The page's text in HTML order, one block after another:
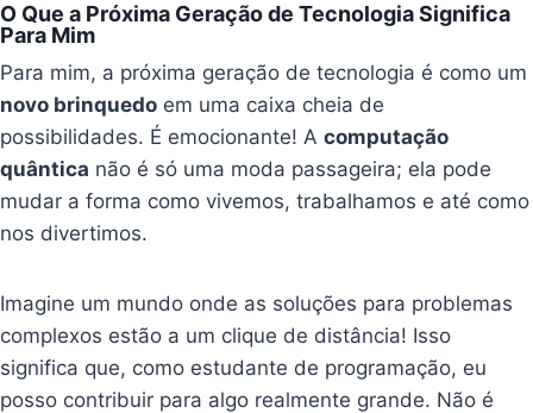
O Que a Próxima Geração de Tecnologia Significa
Para Mim
Para mim, a próxima geração de tecnologia é como um
novo brinquedo em uma caixa cheia de
possibilidades. É emocionante! Acomputação
quântica não é só uma moda passageira; ela pode
mudar a forma como vivemos, trabalhamos e até como
nos divertimos.
Imagine um mundo onde as soluções para problemas
complexos estão a um clique de distância! Isso
significa que, como estudante de programação, eu
posso contribuir para algo realmente grande. Não é